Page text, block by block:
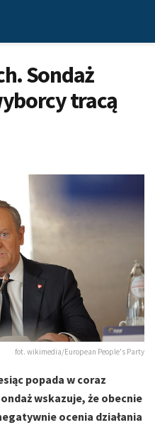
Sondaż
tracą
fot. wikimedia/European People's Party
popada w coraz
wskazuje, że obecnie
ocenia działania